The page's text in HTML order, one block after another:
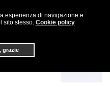
esperienza di navigazione e
sito stesso. Cookie policy
grazie